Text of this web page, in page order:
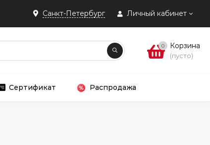
Санкт-Петербург Личный кабинет
0 Корзина
(пусто)
Сертификат Распродажа